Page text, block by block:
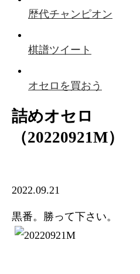
歴代チャンピオン
棋譜ツイート
オセロを買おう
詰めオセロ
（20220921M）
2022.09.21
黒番。勝って下さい。